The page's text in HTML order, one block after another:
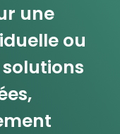
une
ou